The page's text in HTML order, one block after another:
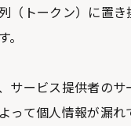
（トークン）に置
サービス提供者の
って個人情報が漏